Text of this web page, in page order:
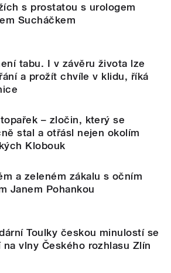
s prostatou s urologem
Sucháčkem
tabu. I v závěru života lze
a prožít chvíle v klidu, říká
– zločin, který se
stal a otřásl nejen okolím
Klobouk
a zeleném zákalu s očním
Janem Pohankou
Toulky českou minulostí se
na vlny Českého rozhlasu Zlín